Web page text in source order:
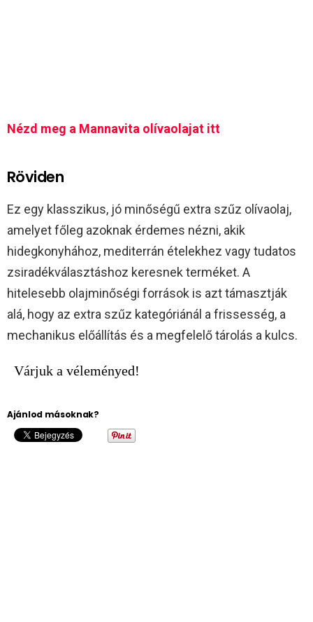
Nézd meg a Mannavita olívaolajat itt
Röviden
Ez egy klasszikus, jó minőségű extra szűz olívaolaj,
amelyet főleg azoknak érdemes nézni, akik
hidegkonyhához, mediterrán ételekhez vagy tudatos
zsiradékválasztáshoz keresnek terméket. A
hitelesebb olajminőségi források is azt támasztják
alá, hogy az extra szűz kategóriánál a frissesség, a
mechanikus előállítás és a megfelelő tárolás a kulcs.
Várjuk a véleményed!
Ajánlod másoknak?